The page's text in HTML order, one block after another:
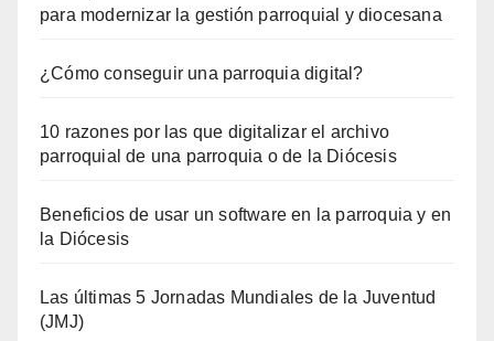
para modernizar la gestión parroquial y diocesana
¿Cómo conseguir una parroquia digital?
10 razones por las que digitalizar el archivo
parroquial de una parroquia o de la Diócesis
Beneficios de usar un software en la parroquia y en
la Diócesis
Las últimas 5 Jornadas Mundiales de la Juventud
(JMJ)